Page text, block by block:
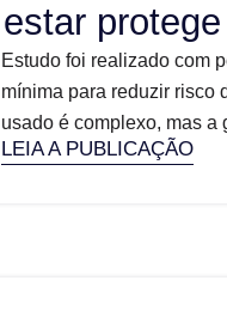
estar
Estudo foi realizado com
mínima para reduzir risco
usado é complexo, mas a
LEIA A PUBLICAÇÃO